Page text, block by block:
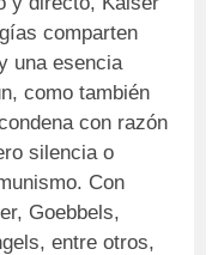
comparten
una esencia
como también
con razón
silencia o
Con
Goebbels,
entre otros,